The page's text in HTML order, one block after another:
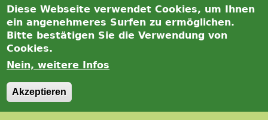
Diese Webseite verwendet Cookies, um Ihnen
ein angenehmeres Surfen zu ermöglichen.
Bitte bestätigen Sie die Verwendung von
Cookies.
Nein, weitere Infos
Akzeptieren